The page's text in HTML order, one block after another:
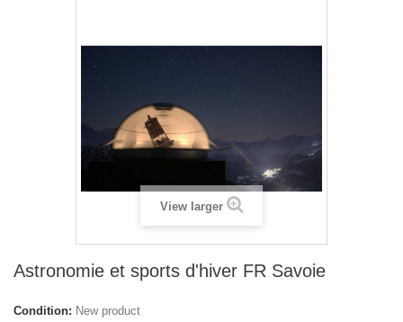
View larger
Astronomie et sports d'hiver FR Savoie
Condition: New product